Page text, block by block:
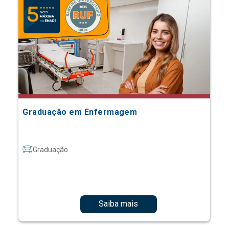
Graduação em Enfermagem
Graduação
Saiba mais